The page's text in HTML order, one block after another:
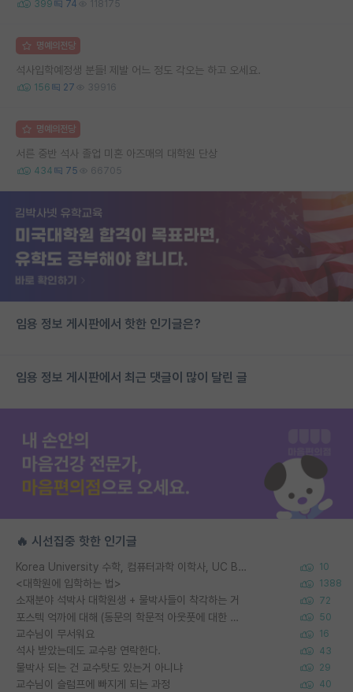
399 74 118175
명예의전당
석사입학예정생 분들! 제발 어느 정도 각오는 하고 오세요.
156 27 39916
명예의전당
서른 중반 석사 졸업 미혼 아즈매의 대학원 단상
434 75 66705
임용 정보 게시판에서 핫한 인기글은?
임용 정보 게시판에서 최근 댓글이 많이 달린 글
🔥 시선집중 핫한 인기글
Korea University 수학, 컴퓨터과학 이학사, UC Berkeley 산업공학 대학원 공학박사가 되는 것은 쉽지 않겠죠? 10
<대학원에 입학하는 법> 1388
소재분야 석박사 대학원생 + 물박사들이 착각하는 거 72
포스텍 억까에 대해 (동문의 학문적 아웃풋에 대한 반박) 50
교수님이 무서워요 16
석사 받았는데도 교수랑 연락한다. 43
물박사 되는 건 교수탓도 있는거 아니냐 29
교수님이 슬럼프에 빠지게 되는 과정 40